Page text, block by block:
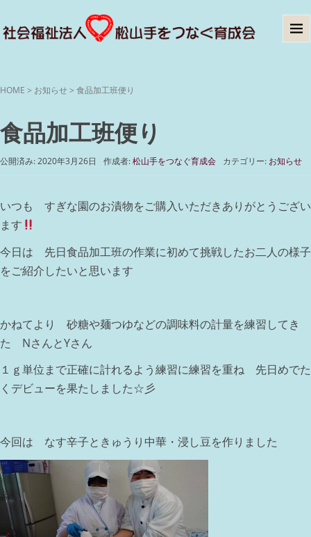
HOME > お知らせ> 食品加工班便り
食品加工班便り
公開済み: 2020年3月26日 作成者:松山手をつなぐ育成会 カテゴリー: お知らせ
いつも すぎな園のお漬物をご購入いただきありがとうござい
ます
今日は 先日食品加工班の作業に初めて挑戦したお二人の様子
をご紹介したいと思います
かねてより 砂糖や麺つゆなどの調味料の計量を練習してき
た NさんとYさん
１ｇ単位まで正確に計れるよう練習に練習を重ね 先日めでた
くデビューを果たしました☆彡
今回は なす辛子ときゅうり中華・浸し豆を作りました